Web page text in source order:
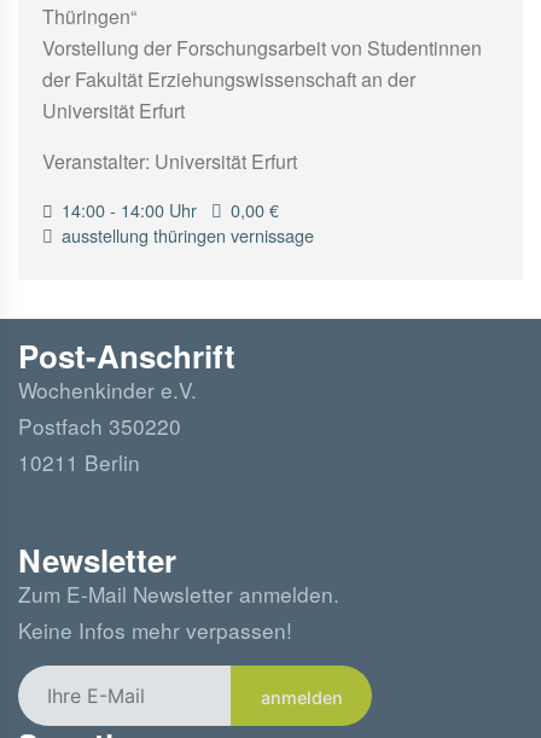
Thüringen“
Vorstellung der Forschungsarbeit von Studentinnen
der Fakultät Erziehungswissenschaft an der
Universität Erfurt
Veranstalter: Universität Erfurt
14:00 - 14:00 Uhr
0,00 €
ausstellung thüringen vernissage
Post-Anschrift
Wochenkinder e.V.
Postfach 350220
10211 Berlin
Newsletter
Zum E-Mail Newsletter anmelden.
Keine Infos mehr verpassen!
anmelden